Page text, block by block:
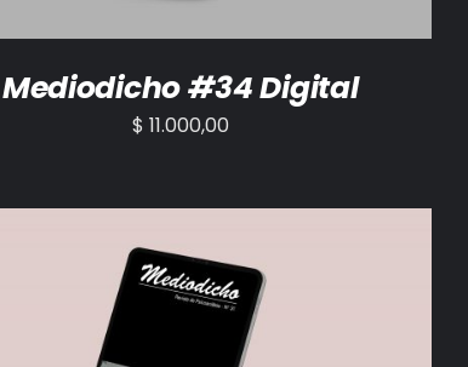
Mediodicho #34 Digital
$ 11.000,00